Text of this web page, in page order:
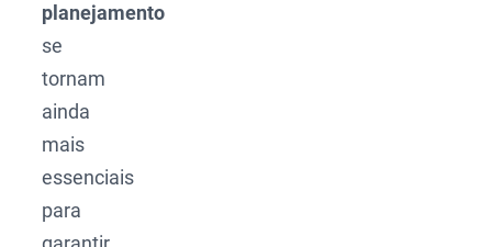
planejamento
se
tornam
ainda
mais
essenciais
para